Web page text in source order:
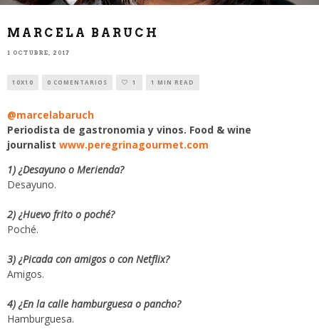
MARCELA BARUCH
1 OCTUBRE, 2017
10X10 0 COMENTARIOS 1 1 MIN READ
@marcelabaruch
Periodista de gastronomia y vinos. Food & wine
journalist www.peregrinagourmet.com
1) ¿Desayuno o Merienda?
Desayuno.
2) ¿Huevo frito o poché?
Poché.
3) ¿Picada con amigos o con Netflix?
Amigos.
4) ¿En la calle hamburguesa o pancho?
Hamburguesa.